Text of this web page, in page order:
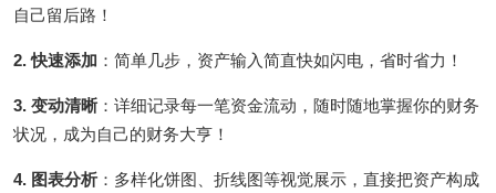
自己留后路！
2. 快速添加 ：简单几步，资产输入简直快如闪电，省时省力！
3. 变动清晰 ：详细记录每一笔资金流动，随时随地掌握你的财务
状况，成为自己的财务大亨！
4. 图表分析 ：多样化饼图、折线图等视觉展示，直接把资产构成